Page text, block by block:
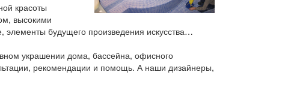
красоты
высокими
элементы будущего произведения искусства…
украшении дома, бассейна, офисного
рекомендации и помощь. А наши дизайнеры,